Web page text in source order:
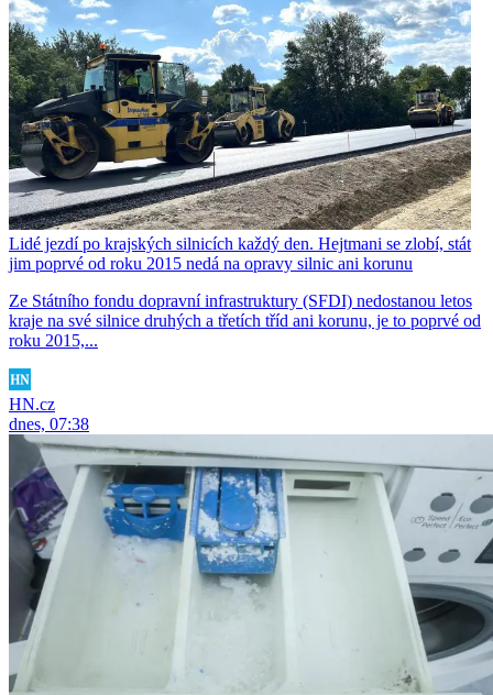
Lidé jezdí po krajských silnicích každý den. Hejtmani se zlobí, stát
jim poprvé od roku 2015 nedá na opravy silnic ani korunu
Ze Státního fondu dopravní infrastruktury (SFDI) nedostanou letos
kraje na své silnice druhých a třetích tříd ani korunu, je to poprvé od
roku 2015,...
HN.cz
dnes, 07:38